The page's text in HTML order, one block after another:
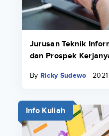
Jurusan Teknik
dan Prospek
By Ricky Sudewo
Info Kuliah